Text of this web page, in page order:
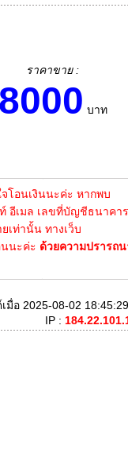
ราคาขาย :
8000 บาท
โอนเงินนะค่ะ หากพบ
อีเมล เลขที่บัญชีธนาคาร
เท่านั้น ทางเว็บ
นะค่ะ ด้วยความปรารถ
มื่อ 2025-08-02
IP :